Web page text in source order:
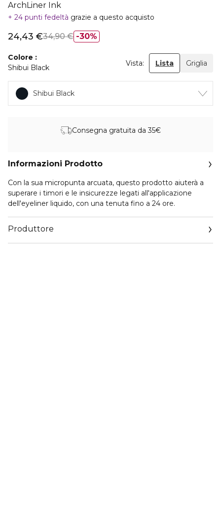
ArchLiner Ink
24 punti fedeltà grazie a questo acquisto
30%
24,43 €34,90 €
Colore
Shibui Black
Vista: Lista Griglia
Shibui Black
Consegna gratuita da 35€
Informazioni Prodotto
Con la sua micropunta arcuata, questo prodotto aiuterà a
superare i timori e le insicurezze legati all'applicazione
dell'eyeliner liquido, con una tenuta fino a 24 ore.
Produttore